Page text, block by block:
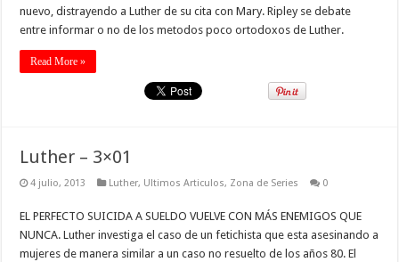
nuevo, distrayendo a Luther de su cita con Mary. Ripley se debate
entre informar o no de los metodos poco ortodoxos de Luther.
Read More »
Luther – 3×01
4 julio, 2013 Luther, Ultimos Articulos, Zona de Series 0
EL PERFECTO SUICIDA A SUELDO VUELVE CON MÁS ENEMIGOS QUE
NUNCA. Luther investiga el caso de un fetichista que esta asesinando a
mujeres de manera similar a un caso no resuelto de los años 80. El